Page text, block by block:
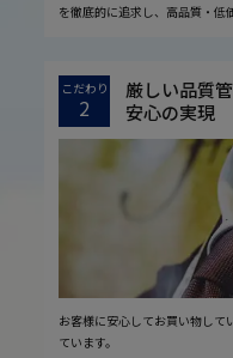
を徹底的に追求し、高品質・低
こだわり
2
厳しい品質
安心の実現
お客様に安心してお買い物して
ています。